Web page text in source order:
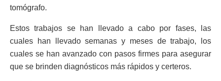
tomógrafo.
Estos trabajos se han llevado a cabo por fases, las
cuales han llevado semanas y meses de trabajo, los
cuales se han avanzado con pasos firmes para asegurar
que se brinden diagnósticos más rápidos y certeros.